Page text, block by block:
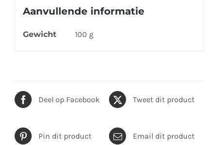
Aanvullende informatie
Gewicht 100 g
Deel op Facebook Tweet dit product
Pin dit product Email dit product